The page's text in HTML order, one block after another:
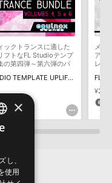
できることを紹介するた
原則として、デモソング
せん。また、デモソングを
クに含まれていることを
TRANCE BUNDLE
ックトランスに適した
フトなFL Studioテンプ
の第四弾～第六弾のバ
FL STUDIO TEMPLATE UPLIFTING MELODIC TRANCE V4-6
メロ
アッ
レー
×
し、
使用